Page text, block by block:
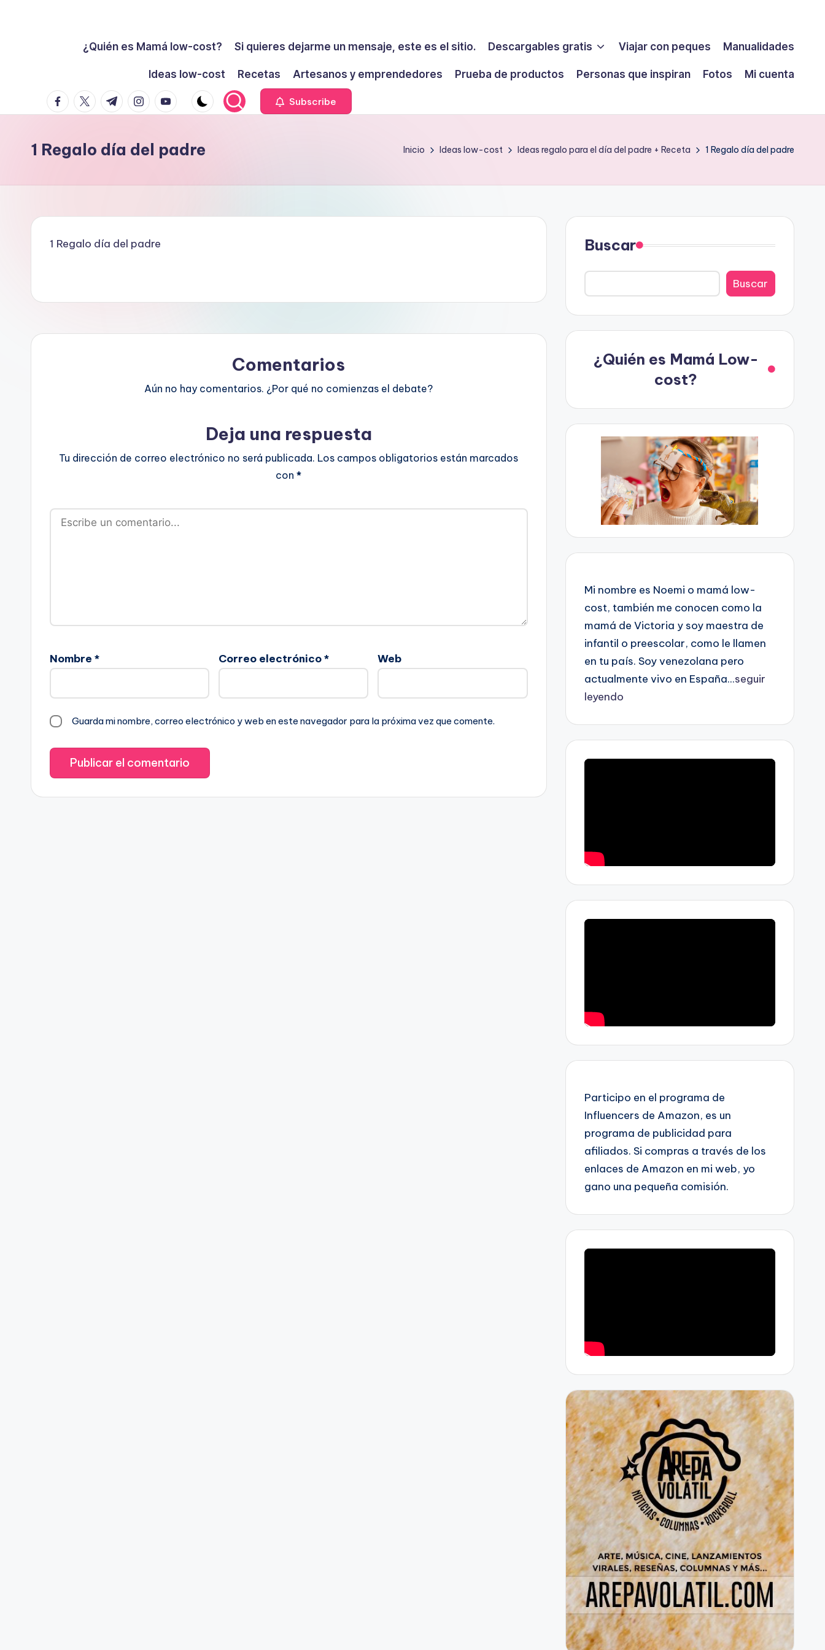
no
en
intento
¿Quién es Mamá low-cost? Si quieres dejarme un mensaje, este es el sitio. Descargables gratis Viajar con peques Manualidades
Ideas low-cost Recetas Artesanos y emprendedores Prueba de productos Personas que inspiran Fotos
Mi cuenta
facebook.com
twitter.com
t.me instagram.com
youtube.com Subscribe
1 Regalo día del padre Inicio Ideas low-cost Ideas regalo para el día del padre + Receta 1 Regalo día del padre
1 Regalo día del padre
Comentarios
Aún no hay comentarios. ¿Por qué no comienzas el debate?
Deja una respuesta
Tu dirección de correo electrónico no será publicada. Los campos obligatorios están marcados
con*
Nombre * Correo electrónico* Web
Guarda mi nombre, correo electrónico y web en este navegador para la próxima vez que comente.
Buscar
Buscar
¿Quién es Mamá Low-
cost?
Mi nombre es Noemi o mamá low-
cost, también me conocen como la
mamá de Victoria y soy maestra de
infantil o preescolar, como le llamen
en tu país. Soy venezolana pero
actualmente vivo en España...seguir
leyendo
Participo en el programa de
Influencers de Amazon, es un
programa de publicidad para
afiliados. Si compras a través de los
enlaces de Amazon en mi web, yo
gano una pequeña comisión.